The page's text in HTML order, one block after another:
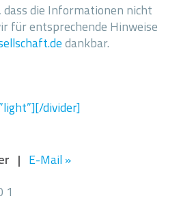
die Informationen nicht
für entsprechende Hinweise
dankbar.
divider]
| E-Mail »
1